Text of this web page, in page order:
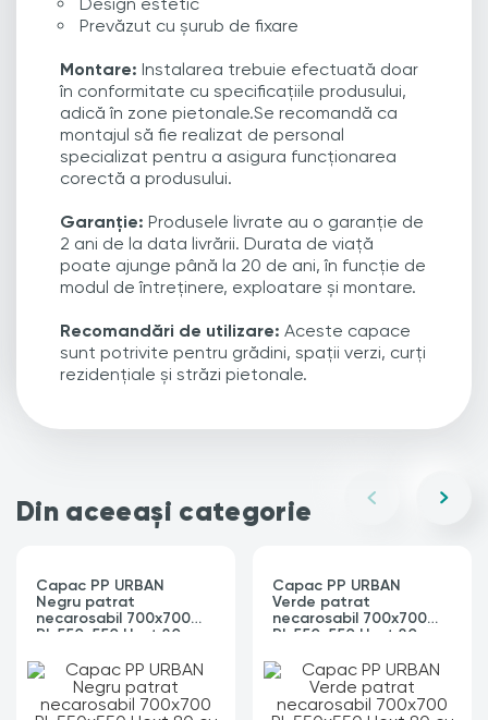
Prevăzut cu șurub de fixare
Montare: Instalarea trebuie efectuată doar
în conformitate cu specificațiile produsului,
adică în zone pietonale.Se recomandă ca
montajul să fie realizat de personal
specializat pentru a asigura funcționarea
corectă a produsului.
Garanție: Produsele livrate au o garanție de
2 ani de la data livrării. Durata de viață
poate ajunge până la 20 de ani, în funcție de
modul de întreținere, exploatare și montare.
Recomandări de utilizare: Aceste capace
sunt potrivite pentru grădini, spații verzi, curți
rezidențiale și străzi pietonale.
Din aceeași categorie
Capac PP URBAN
Negru patrat
necarosabil 700x700
PL.550x550 Hext.80 cu
(35487-20)
Capac PP URBAN
Verde patrat
necarosabil 700x700
PL.550x550 Hext.80 cu
(35487-22)